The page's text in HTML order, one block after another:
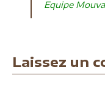
Equipe
Laissez un